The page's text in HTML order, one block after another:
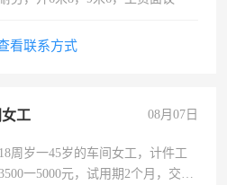
看联系方式
工 08月07日
周岁一45岁的车间女工，计件工
一5000元，试用期2个月，交五